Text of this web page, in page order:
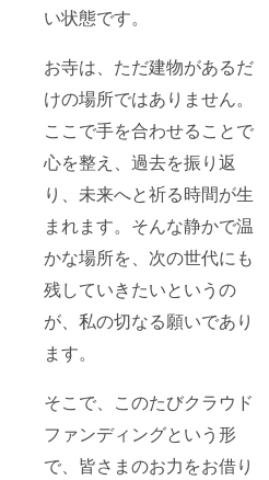
い状態です。
お寺は、ただ建物があるだ
けの場所ではありません。
ここで手を合わせることで
心を整え、過去を振り返
り、未来へと祈る時間が生
まれます。そんな静かで温
かな場所を、次の世代にも
残していきたいというの
が、私の切なる願いであり
ます。
そこで、このたびクラウド
ファンディングという形
で、皆さまのお力をお借り